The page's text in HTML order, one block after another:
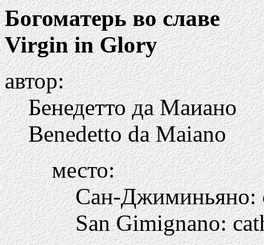
Богоматерь во славе
Virgin in Glory
автор:
Бенедетто да Маиано
Benedetto da Maiano
место:
Сан-Джиминьяно:
San Gimignano: